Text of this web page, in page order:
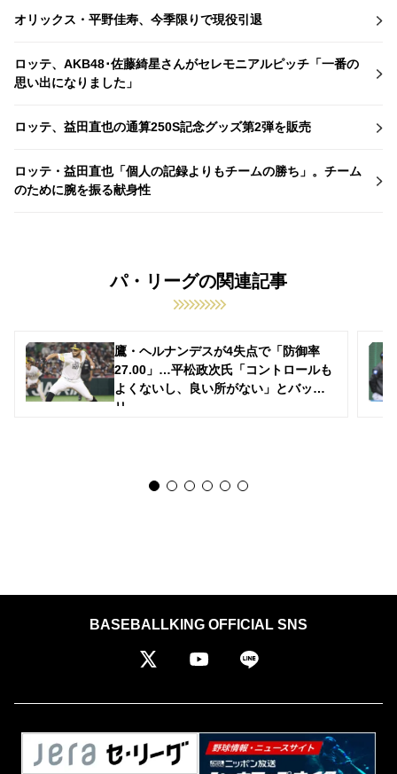
オリックス・平野佳寿、今季限りで現役引退
ロッテ、AKB48･佐藤綺星さんがセレモニアルピッチ「一番の
思い出になりました」
ロッテ、益田直也の通算250S記念グッズ第2弾を販売
ロッテ・益田直也「個人の記録よりもチームの勝ち」。チーム
のために腕を振る献身性
パ・リーグの関連記事
鷹・ヘルナンデスが4失点で「防御率
27.00」…平松政次氏「コントロールも
よくないし、良い所がない」とバッサ
リ
BASEBALLKING OFFICIAL SNS